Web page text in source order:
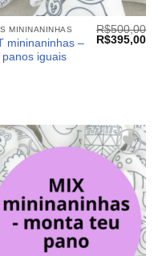
MININANINHAS
mininaninhas –
panos iguais
R$500,00
O
R$395,00O
Adicionar
aos
desejos